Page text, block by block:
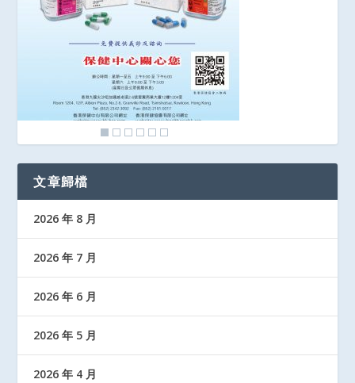
文章歸檔
2026 年 8 月
2026 年 7 月
2026 年 6 月
2026 年 5 月
2026 年 4 月